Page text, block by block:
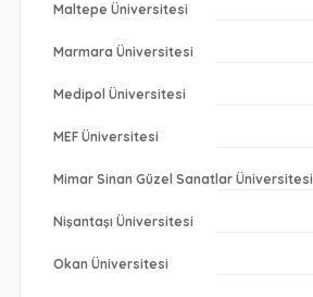
Maltepe Üniversitesi
Marmara Üniversitesi
Medipol Üniversitesi
MEF Üniversitesi
Mimar Sinan Güzel Sanatlar Üniversitesi
Nişantaşı Üniversitesi
Okan Üniversitesi